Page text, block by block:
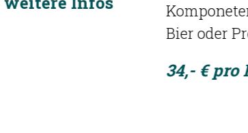
Komponeten, inklusvie 1 Glas
Bier oder Prosecco
34,- € pro Person